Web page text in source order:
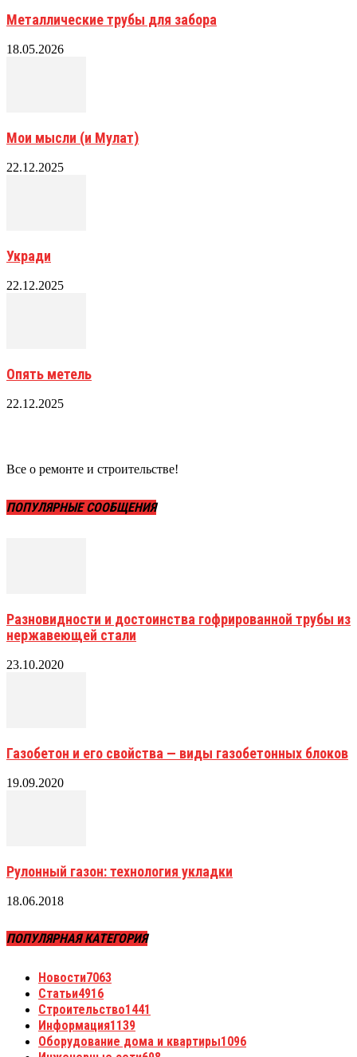
Металлические трубы для забора
18.05.2026
Мои мысли (и Мулат)
22.12.2025
Укради
22.12.2025
Опять метель
22.12.2025
Все о ремонте и строительстве!
ПОПУЛЯРНЫЕ СООБЩЕНИЯ
Разновидности и достоинства гофрированной трубы из
нержавеющей стали
23.10.2020
Газобетон и его свойства — виды газобетонных блоков
19.09.2020
Рулонный газон: технология укладки
18.06.2018
ПОПУЛЯРНАЯ КАТЕГОРИЯ
Новости7063
Статьи4916
Строительство1441
Информация1139
Оборудование дома и квартиры1096